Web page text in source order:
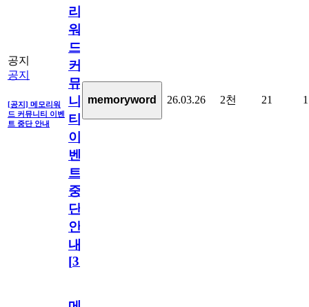
공지
공지
[공지] 메모리워
드 커뮤니티 이벤
트 중단 안내
리
워
드
커
뮤
니
티
이
벤
트
중
단
안
내
[31
memoryword 26.03.26 2천 21 1